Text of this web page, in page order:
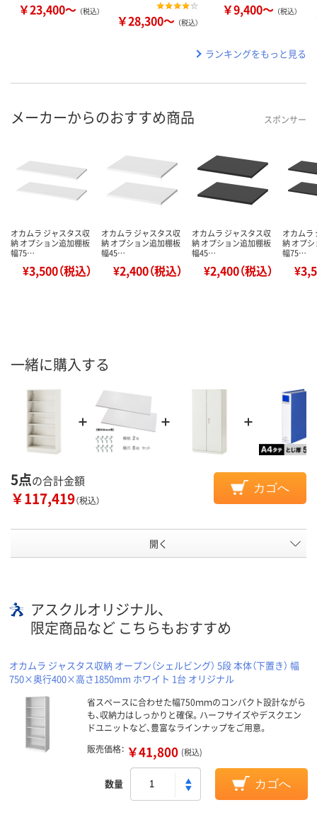
￥23,400～ （税込）
￥28,300～ （税込）
￥9,400～ （税込）
ランキングをもっと見る
メーカーからのおすすめ商品 スポンサー
オカムラ ジャスタス収
納 オプション追加棚板
幅75…
¥3,500（税込）
オカムラ ジャスタス収
納 オプション追加棚板
幅45…
¥2,400（税込）
オカムラ ジャスタス収
納 オプション追加棚板
幅45…
¥2,400（税込）
オカムラ
納 オプ
幅75…
一緒に購入する
5点の合計金額
￥117,419（税込）
カゴへ
開く
アスクルオリジナル、
限定商品など こちらもおすすめ
オカムラ ジャスタス収納 オープン（シェルビング） 5段 本体（下置き） 幅
750×奥行400×高さ1850mm ホワイト 1台 オリジナル
省スペースに合わせた幅750ｍｍのコンパクト設計ながら
も、収納力はしっかりと確保。ハーフサイズやデスクエン
ドユニットなど、豊富なラインナップをご用意。
販売価格： ￥41,800 (税込)
数量 カゴへ